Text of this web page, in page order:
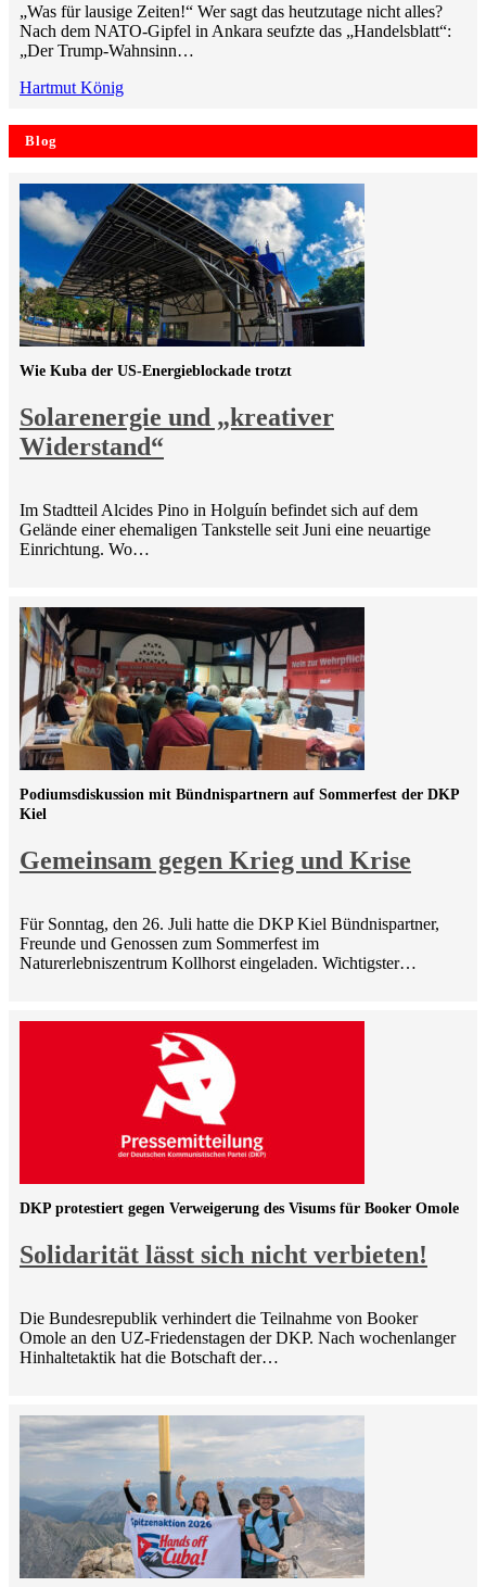
„Was für lausige Zeiten!“ Wer sagt das heutzutage nicht alles?
Nach dem NATO-Gipfel in Ankara seufzte das „Handelsblatt“:
„Der Trump-Wahnsinn…
Hartmut König
Blog
Solarenergie und „kreativer
Widerstand“
Wie Kuba der US-Energieblockade trotzt
Im Stadtteil Alcides Pino in Holguín befindet sich auf dem
Gelände einer ehemaligen Tankstelle seit Juni eine neuartige
Einrichtung. Wo…
Gemeinsam gegen Krieg und Krise
Podiumsdiskussion mit Bündnispartnern auf Sommerfest der DKP
Kiel
Für Sonntag, den 26. Juli hatte die DKP Kiel Bündnispartner,
Freunde und Genossen zum Sommerfest im
Naturerlebniszentrum Kollhorst eingeladen. Wichtigster…
Solidarität lässt sich nicht verbieten!
DKP protestiert gegen Verweigerung des Visums für Booker Omole
Die Bundesrepublik verhindert die Teilnahme von Booker
Omole an den UZ-Friedenstagen der DKP. Nach wochenlanger
Hinhaltetaktik hat die Botschaft der…